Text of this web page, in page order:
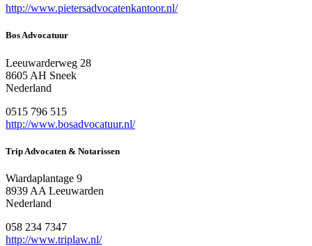
http://www.pietersadvocatenkantoor.nl/
Bos Advocatuur
Leeuwarderweg 28
8605 AH Sneek
Nederland
0515 796 515
http://www.bosadvocatuur.nl/
Trip Advocaten & Notarissen
Wiardaplantage 9
8939 AA Leeuwarden
Nederland
058 234 7347
http://www.triplaw.nl/